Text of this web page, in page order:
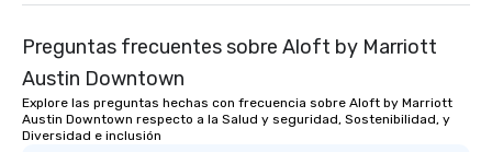
from the restaurant chef. Menus can
which can be an added bonus for all
those Instagram moments you share.
For added ease, we can even arrange
transportation pick-up and drop-off,
Preguntas frecuentes sobre Aloft by Marriott
Austin Downtown
Explore las preguntas hechas con frecuencia sobre Aloft by Marriott
Austin Downtown respecto a la Salud y seguridad, Sostenibilidad, y
Diversidad e inclusión